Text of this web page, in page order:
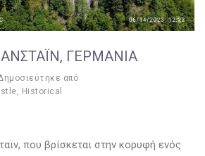
ΓΕΡΜΑΝΊΑ
από
, Historical
που βρίσκεται στην κορυφή ενός